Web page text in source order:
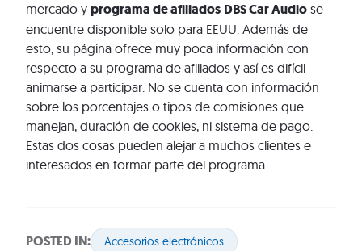
mercado y programa de afiliados DBS Car Audio se
encuentre disponible solo para EEUU. Además de
esto, su página ofrece muy poca información con
respecto a su programa de afiliados y así es difícil
animarse a participar. No se cuenta con información
sobre los porcentajes o tipos de comisiones que
manejan, duración de cookies, ni sistema de pago.
Estas dos cosas pueden alejar a muchos clientes e
interesados en formar parte del programa.
POSTED IN:
Accesorios electrónicos